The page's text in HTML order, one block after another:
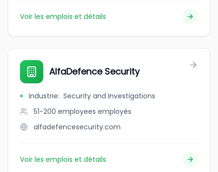
Voir les emplois et détails
AlfaDefence Security
Industrie: Security and Investigations
51-200 employees employés
alfadefencesecurity.com
Voir les emplois et détails